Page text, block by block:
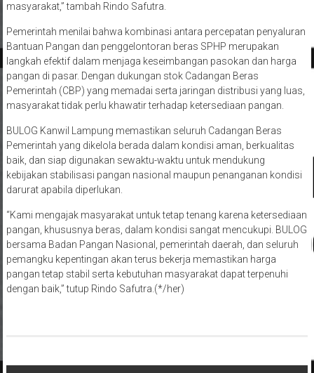
yang terjangkau. Oleh karena itu, penyalurannya terus kami percepat
masyarakat,” tambah Rindo Safutra.
Pemerintah menilai bahwa kombinasi antara percepatan penyaluran
Bantuan Pangan dan penggelontoran beras SPHP merupakan
langkah efektif dalam menjaga keseimbangan pasokan dan harga
pangan di pasar. Dengan dukungan stok Cadangan Beras
masyarakat tidak perlu khawatir terhadap ketersediaan pangan.
BULOG Kanwil Lampung memastikan seluruh Cadangan Beras
Pemerintah yang dikelola berada dalam kondisi aman, berkualitas
baik, dan siap digunakan sewaktu-waktu untuk mendukung
darurat apabila diperlukan.
“Kami mengajak masyarakat untuk tetap tenang karena ketersediaan
pangan, khususnya beras, dalam kondisi sangat mencukupi. BULOG
bersama Badan Pangan Nasional, pemerintah daerah, dan seluruh
pemangku kepentingan akan terus bekerja memastikan harga